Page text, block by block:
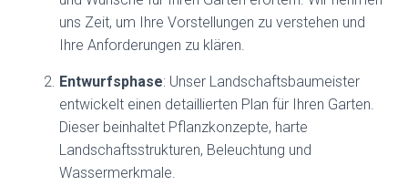
uns Zeit, um Ihre Vorstellungen zu verstehen und
Ihre Anforderungen zu klären.
Entwurfsphase: Unser Landschaftsbaumeister
entwickelt einen detaillierten Plan für Ihren Garten.
Dieser beinhaltet Pflanzkonzepte, harte
Landschaftsstrukturen, Beleuchtung und
Wassermerkmale.